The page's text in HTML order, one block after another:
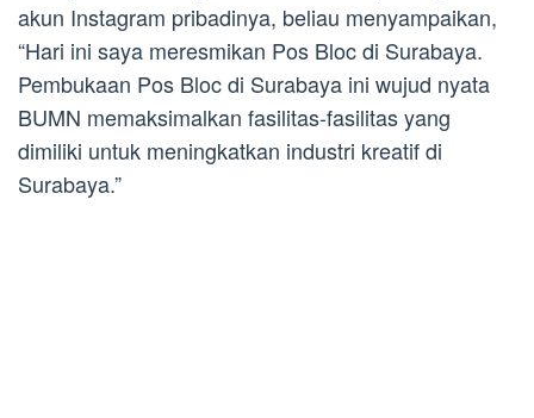
akun Instagram pribadinya, beliau menyampaikan,
“Hari ini saya meresmikan Pos Bloc di Surabaya.
Pembukaan Pos Bloc di Surabaya ini wujud nyata
BUMN memaksimalkan fasilitas-fasilitas yang
dimiliki untuk meningkatkan industri kreatif di
Surabaya.”